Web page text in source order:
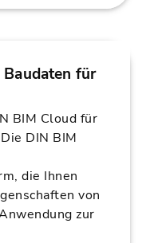
für
BIM Cloud für
DIN BIM
die Ihnen
von
zur